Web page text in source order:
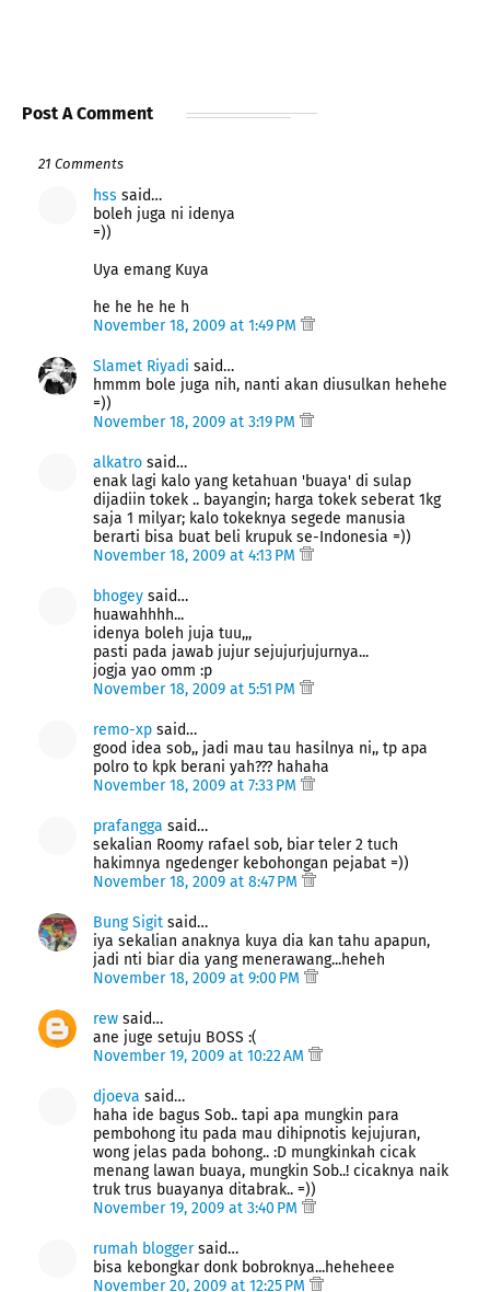
Post A Comment
21 Comments
hss said…
boleh juga ni idenya
=))
Uya emang Kuya
he he he he h
November 18, 2009 at 1:49 PM
Slamet Riyadi said…
hmmm bole juga nih, nanti akan diusulkan hehehe
=))
November 18, 2009 at 3:19 PM
alkatro said…
enak lagi kalo yang ketahuan 'buaya' di sulap
dijadiin tokek .. bayangin; harga tokek seberat 1kg
saja 1 milyar; kalo tokeknya segede manusia
berarti bisa buat beli krupuk se-Indonesia =))
November 18, 2009 at 4:13 PM
bhogey said…
huawahhhh...
idenya boleh juja tuu,,,
pasti pada jawab jujur sejujurjujurnya...
jogja yao omm :p
November 18, 2009 at 5:51 PM
remo-xp said…
good idea sob,, jadi mau tau hasilnya ni,, tp apa
polro to kpk berani yah??? hahaha
November 18, 2009 at 7:33 PM
prafangga said…
sekalian Roomy rafael sob, biar teler 2 tuch
hakimnya ngedenger kebohongan pejabat =))
November 18, 2009 at 8:47 PM
Bung Sigit said…
iya sekalian anaknya kuya dia kan tahu apapun,
jadi nti biar dia yang menerawang...heheh
November 18, 2009 at 9:00 PM
rew said…
ane juge setuju BOSS :(
November 19, 2009 at 10:22 AM
djoeva said…
haha ide bagus Sob.. tapi apa mungkin para
pembohong itu pada mau dihipnotis kejujuran,
wong jelas pada bohong.. :D mungkinkah cicak
menang lawan buaya, mungkin Sob..! cicaknya naik
truk trus buayanya ditabrak.. =))
November 19, 2009 at 3:40 PM
rumah bloggersaid…
bisa kebongkar donk bobroknya...heheheee
November 20, 2009 at 12:25 PM